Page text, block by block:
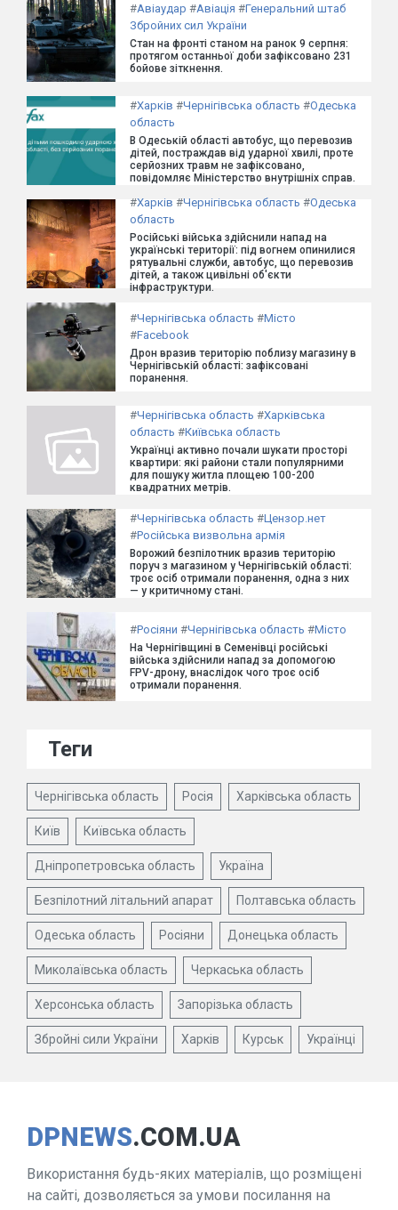
#Авіаудар #Авіація #Генеральний штаб
Збройних сил України
Стан на фронті станом на ранок 9 серпня:
протягом останньої доби зафіксовано 231
бойове зіткнення.
#Харків #Чернігівська область #Одеська
область
В Одеській області автобус, що перевозив
дітей, постраждав від ударної хвилі, проте
серйозних травм не зафіксовано,
повідомляє Міністерство внутрішніх справ.
#Харків #Чернігівська область #Одеська
область
Російські війська здійснили напад на
українські території: під вогнем опинилися
рятувальні служби, автобус, що перевозив
дітей, а також цивільні об'єкти
інфраструктури.
#Чернігівська область #Місто
#Facebook
Дрон вразив територію поблизу магазину в
Чернігівській області: зафіксовані
поранення.
#Чернігівська область #Харківська
область #Київська область
Українці активно почали шукати просторі
квартири: які райони стали популярними
для пошуку житла площею 100-200
квадратних метрів.
#Чернігівська область #Цензор.нет
#Російська визвольна армія
Ворожий безпілотник вразив територію
поруч з магазином у Чернігівській області:
троє осіб отримали поранення, одна з них
— у критичному стані.
#Росіяни #Чернігівська область #Місто
На Чернігівщині в Семенівці російські
війська здійснили напад за допомогою
FPV-дрону, внаслідок чого троє осіб
отримали поранення.
Теги
Чернігівська область Росія Харківська область
Київ Київська область
Дніпропетровська область Україна
Безпілотний літальний апарат Полтавська область
Одеська область Росіяни Донецька область
Миколаївська область Черкаська область
Херсонська область Запорізька область
Збройні сили України Харків Курськ Українці
DPNEWS.COM.UA
Використання будь-яких матеріалів, що розміщені
на сайті, дозволяється за умови посилання на